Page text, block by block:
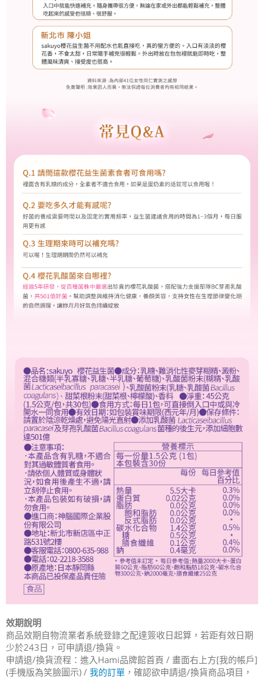
效期說明
商品效期自物流業者系統登錄之配達簽收日起算，若距有效日期
少於243日，可申請退/換貨。
申請退/換貨流程：進入Hami品牌館首頁 / 畫面右上方[我的帳戶]
(手機版為笑臉圖示) / 我的訂單 ，確認欲申請退/換貨商品項目，